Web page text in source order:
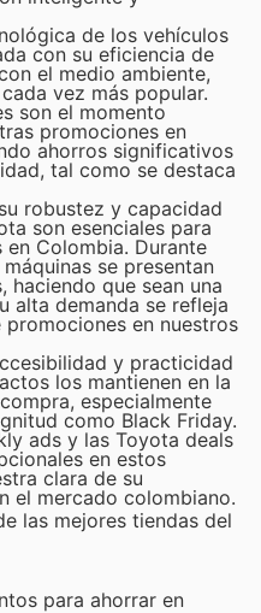
de los vehículos
con su eficiencia de
el medio ambiente,
vez más popular.
son el momento
promociones en
ahorros significativos
tal como se destaca
robustez y capacidad
son esenciales para
Colombia. Durante
se presentan
que sean una
alta demanda se refleja
en nuestros
y practicidad
los mantienen en la
especialmente
como Black Friday.
ads y las Toyota deals
en estos
clara de su
el mercado colombiano.
las mejores tiendas del
para ahorrar en